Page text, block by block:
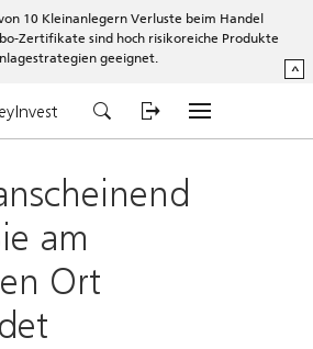
10 Kleinanlegern Verluste beim Handel
Zertifikate sind hoch risikoreiche Produkte
geeignet.
^
am
Ort